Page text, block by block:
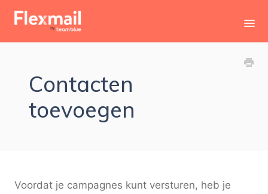
Contacten
toevoegen
Voordat je campagnes kunt versturen, heb je